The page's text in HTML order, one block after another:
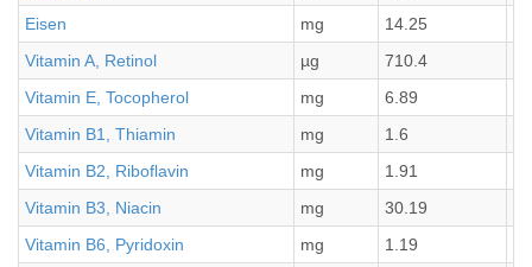
Eisen
mg 14.25
Vitamin A, Retinol
µg 710.4
Vitamin E, Tocopherol
mg 6.89
Vitamin B1, Thiamin
mg 1.6
Vitamin B2, Riboflavin
mg 1.91
Vitamin B3, Niacin
mg 30.19
Vitamin B6, Pyridoxin
mg 1.19